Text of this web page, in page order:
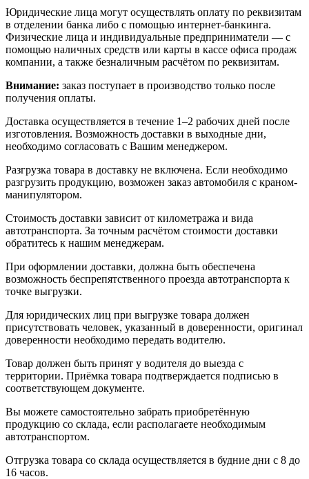
Юридические лица могут осуществлять оплату по реквизитам
в отделении банка либо с помощью интернет-банкинга.
Физические лица и индивидуальные предприниматели — с
помощью наличных средств или карты в кассе офиса продаж
компании, а также безналичным расчётом по реквизитам.
Внимание: заказ поступает в производство только после
получения оплаты.
Доставка осуществляется в течение 1–2 рабочих дней после
изготовления. Возможность доставки в выходные дни,
необходимо согласовать с Вашим менеджером.
Разгрузка товара в доставку не включена. Если необходимо
разгрузить продукцию, возможен заказ автомобиля с краном-
манипулятором.
Стоимость доставки зависит от километража и вида
автотранспорта. За точным расчётом стоимости доставки
обратитесь к нашим менеджерам.
При оформлении доставки, должна быть обеспечена
возможность беспрепятственного проезда автотранспорта к
точке выгрузки.
Для юридических лиц при выгрузке товара должен
присутствовать человек, указанный в доверенности, оригинал
доверенности необходимо передать водителю.
Товар должен быть принят у водителя до выезда с
территории. Приёмка товара подтверждается подписью в
соответствующем документе.
Вы можете самостоятельно забрать приобретённую
продукцию со склада, если располагаете необходимым
автотранспортом.
Отгрузка товара со склада осуществляется в будние дни с 8 до
16 часов.